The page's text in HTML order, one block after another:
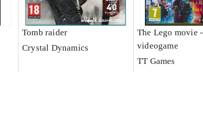
Tomb raider
Crystal Dynamics
The Lego movie -
videogame
TT Games